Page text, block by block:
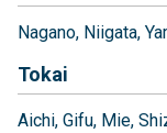
Nagano Niigata
Tokai
Aichi Gifu Mie